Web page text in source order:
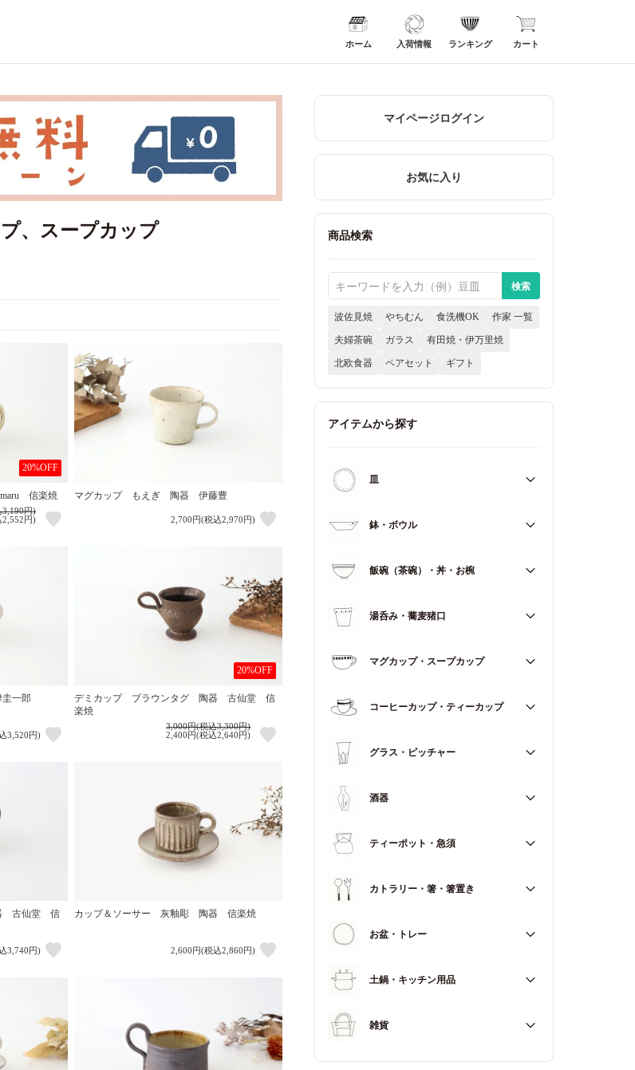
ホーム 入荷情報 ランキング カート
、スープカップ
20%OFF
信楽焼
3,190円)
2,552円)
マグカップ もえぎ 陶器 伊藤豊
2,700円(税込2,970円)
一郎
3,520円)
20%OFF
デミカップ ブラウンタグ 陶器 古仙堂 信
楽焼
3,000円(税込3,300円)
2,400円(税込2,640円)
古仙堂 信
3,740円)
カップ＆ソーサー 灰釉彫 陶器 信楽焼
2,600円(税込2,860円)
マイページログイン
お気に入り
商品検索
波佐見焼 やちむん 食洗機OK 作家 一覧
夫婦茶碗 ガラス 有田焼・伊万里焼
北欧食器 ペアセット ギフト
アイテムから探す
皿
すべて
取皿・中皿（15～20cm）
鉢・ボウル
すべて
中鉢（13～17cm）
飯碗（茶碗）・丼・お椀
すべて
丼（どんぶり）
湯呑み・蕎麦猪口
蕎麦猪口（そばちょこ）
マグカップ・スープカップ
スープカップ
コーヒーカップ・ティーカップ
グラス・ピッチャー
すべて
酒器
お猪口（おちょこ）
ティーポット・急須
カトラリー・箸・箸置き
すべて
箸
お盆・トレー
すべて
土鍋・キッチン用品
すべて
雑貨
すべて